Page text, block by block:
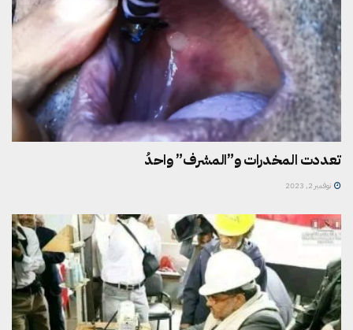
تعددت المخدرات و”المشرف” واحدُ
نوفمبر 2, 2023